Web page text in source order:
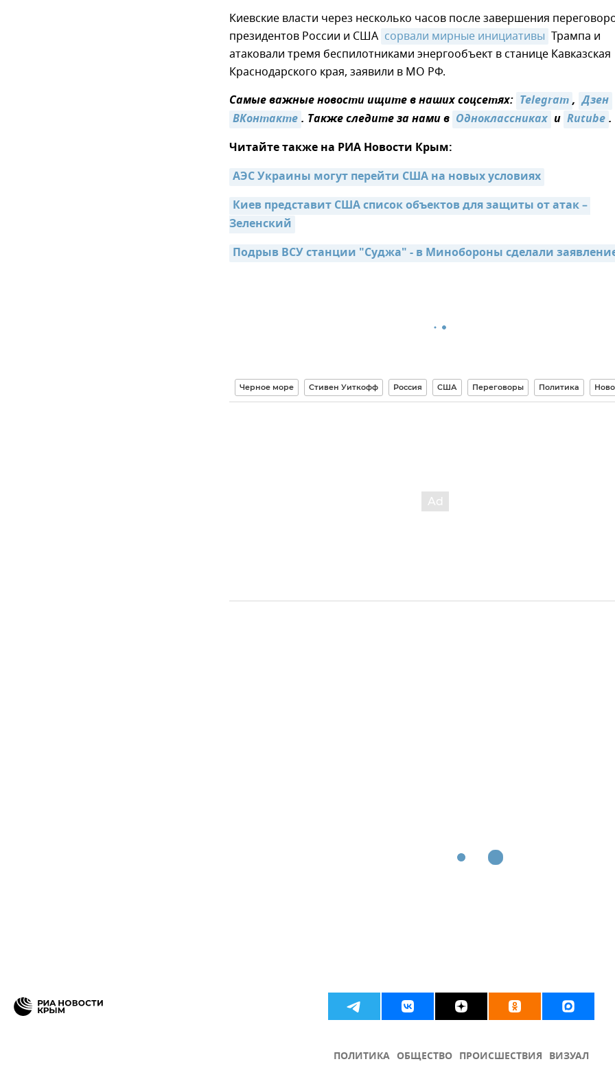
Киевские власти через несколько часов после завершения
президентов России и США сорвали мирные инициативы Трампа и
атаковали тремя беспилотниками энергообъект в станице Кавказская
Краснодарского края, заявили в МО РФ.
Самые важные новости ищите в наших соцсетях: Telegram, Дзен
ВКонтакте. Также следите за нами в Одноклассниках и Rutube.
Читайте также на РИА Новости Крым:
АЭС Украины могут перейти США на новых условиях
Киев представит США список объектов для защиты от атак –
Зеленский
Подрыв ВСУ станции "Суджа" - в Минобороны сделали
Черное море Стивен Уиткофф Россия США Переговоры Политика
ПОЛИТИКА ОБЩЕСТВО ПРОИСШЕСТВИЯ ВИЗУАЛ